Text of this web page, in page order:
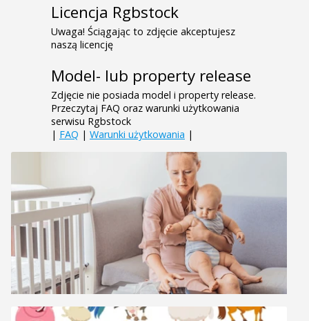
Licencja Rgbstock
Uwaga! Ściągając to zdjęcie akceptujesz
naszą licencję
Model- lub property release
Zdjęcie nie posiada model i property release.
Przeczytaj FAQ oraz warunki użytkowania
serwisu Rgbstock
| FAQ | Warunki użytkowania |